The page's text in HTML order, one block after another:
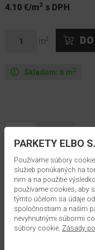
4.10 €/m2 s DPH
m2
Skladom: 6 m2
Pri pokládke podlahy
dokonalého vzhľadu a
podložku. Podložka
E gger
udržateľnosť s
prírodná, opakovane
2,0 mm umožňuje
hluku v miestnosti.
PARKETY ELBO
Používame súbory
služieb ponúkaných na
nim a na použitie
používame cookies, aby
týmto účelom sa údaje
spoločnostiam a našim
nevyhnutnými súbormi
súbory cookie. Zásady